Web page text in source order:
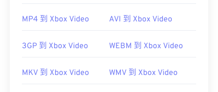
開啟。
啟。在 Mac 系統中，它會在QuickTime
MP4 到 Xbox Video AVI 到 Xbox Video
3GP 到 Xbox Video WEBM 到 Xbox Video
MKV 到 Xbox Video WMV 到 Xbox Video